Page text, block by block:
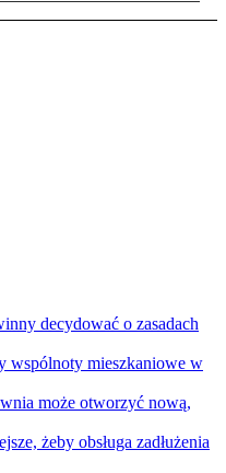
decydować o zasadach
wspólnoty mieszkaniowe w
może otworzyć nową,
żeby obsługa zadłużenia